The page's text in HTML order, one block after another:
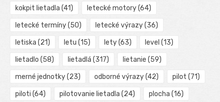
kokpit lietadla (41) letecké motory(64)
letecké termíny(50) letecké výrazy(36)
letiska (21) letu (15) lety(63) level (13)
lietadlo (58) lietadlá (317) lietanie (59)
merné jednotky(23) odborné výrazy(42) pilot (71)
piloti (64) pilotovanie lietadla (24) plocha (16)